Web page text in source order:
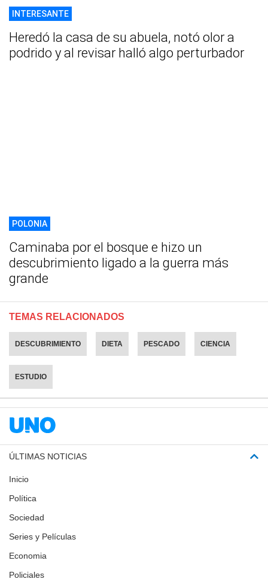
INTERESANTE
Heredó la casa de su abuela, notó olor a
podrido y al revisar halló algo perturbador
POLONIA
Caminaba por el bosque e hizo un
descubrimiento ligado a la guerra más
grande
TEMAS RELACIONADOS
DESCUBRIMIENTO DIETA PESCADO CIENCIA
ESTUDIO
ÚLTIMAS NOTICIAS
Inicio
Política
Sociedad
Series y Películas
Economia
Policiales